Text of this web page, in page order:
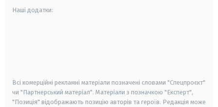
Наші додатки:
Всі комерційні рекламні матеріали позначені словами "Спецпроєкт"
чи "Партнерський матеріал". Матеріали з позначкою "Експерт",
"Позиція" відображають позицію авторів та героїв. Редакція може